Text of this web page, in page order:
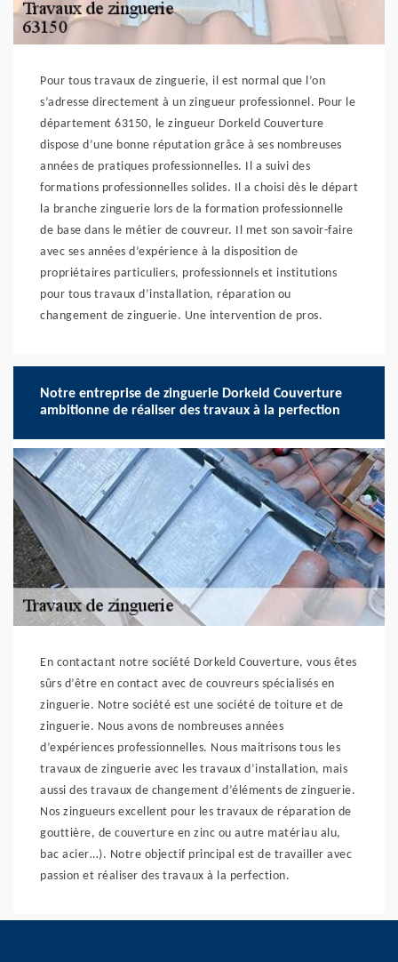
Pour tous travaux de zinguerie, il est normal que l’on
s’adresse directement à un zingueur professionnel. Pour le
département 63150, le zingueur Dorkeld Couverture
dispose d’une bonne réputation grâce à ses nombreuses
années de pratiques professionnelles. Il a suivi des
formations professionnelles solides. Il a choisi dès le départ
la branche zinguerie lors de la formation professionnelle
de base dans le métier de couvreur. Il met son savoir-faire
avec ses années d’expérience à la disposition de
propriétaires particuliers, professionnels et institutions
pour tous travaux d’installation, réparation ou
changement de zinguerie. Une intervention de pros.
Notre entreprise de zinguerie Dorkeld Couverture
ambitionne de réaliser des travaux à la perfection
En contactant notre société Dorkeld Couverture, vous êtes
sûrs d’être en contact avec de couvreurs spécialisés en
zinguerie. Notre société est une société de toiture et de
zinguerie. Nous avons de nombreuses années
d’expériences professionnelles. Nous maitrisons tous les
travaux de zinguerie avec les travaux d’installation, mais
aussi des travaux de changement d’éléments de zinguerie.
Nos zingueurs excellent pour les travaux de réparation de
gouttière, de couverture en zinc ou autre matériau alu,
bac acier…). Notre objectif principal est de travailler avec
passion et réaliser des travaux à la perfection.